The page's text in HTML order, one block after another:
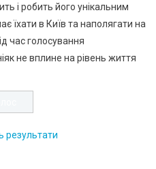
і робить його унікальним
їхати в Київ та наполягати на
час голосування
не вплине на рівень життя
результати